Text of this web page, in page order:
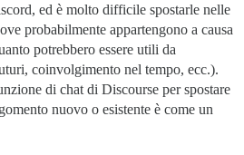
ed è molto difficile spostarle nelle
probabilmente appartengono a causa
potrebbero essere utili da
coinvolgimento nel tempo, ecc.).
di chat di Discourse per spostare
nuovo o esistente è come un